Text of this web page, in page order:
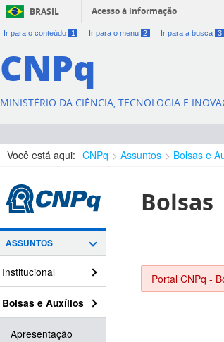
BRASIL Acesso à informação
Ir para o conteúdo 1 Ir para o menu 2 Ir para a busca 3
CNPq
MINISTÉRIO DA CIÊNCIA, TECNOLOGIA E
Você está aqui: CNPq Assuntos Bolsas e
ASSUNTOS
Institucional
Bolsas e Auxílios
Apresentação
Bolsas
Portal CNPq -